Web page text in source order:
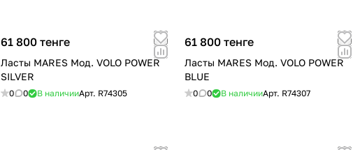
61 800 тенге
Ласты MARES Мод. VOLO POWER
SILVER
0 0 В наличииАрт. R74305
61 800 тенге
Ласты MARES Мод. VOLO POWER
BLUE
0 0 В наличииАрт. R74307